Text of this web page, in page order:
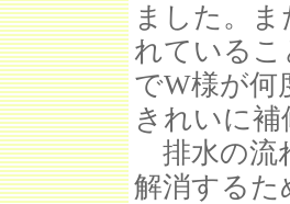
ました。
れている
でW様が何
きれいに
排水の流
解消するた